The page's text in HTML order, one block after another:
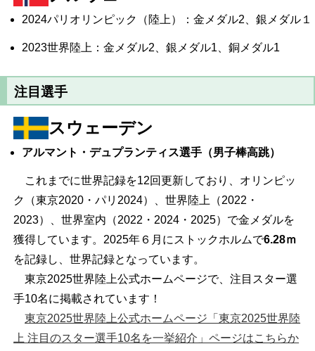
2024パリオリンピック（陸上）：金メダル2、銀メダル１
2023世界陸上：金メダル2、銀メダル1、銅メダル1
注目選手
スウェーデン
アルマント・デュプランティス選手（男子棒高跳）
これまでに世界記録を12回更新しており、オリンピッ
ク（東京2020・パリ2024）、世界陸上（2022・
2023）、世界室内（2022・2024・2025）で金メダルを
獲得しています。2025年６月にストックホルムで6.28ｍ
を記録し、世界記録となっています。
東京2025世界陸上公式ホームページで、注目スター選
手10名に掲載されています！
東京2025世界陸上公式ホームページ「東京2025世界陸
上 注目のスター選手10名を一挙紹介」ページはこちらか